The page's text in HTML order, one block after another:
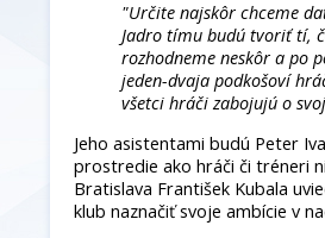
"Určite najskôr chceme
Jadro tímu budú tvoriť tí,
rozhodneme neskôr a po
jeden-dvaja podkošoví
všetci hráči zabojujú o
Jeho asistentami budú Peter
prostredie ako hráči či tréneri
Bratislava František Kubala
klub naznačiť svoje ambície v